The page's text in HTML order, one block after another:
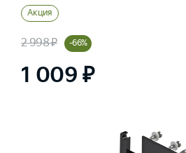
Акция
2 998 ₽ -66%
1 009 ₽